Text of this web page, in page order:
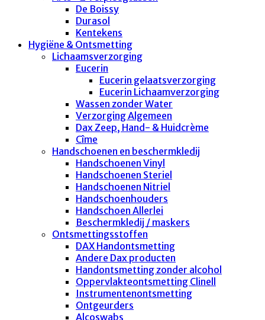
De Boissy
Durasol
Kentekens
Hygiëne & Ontsmetting
Lichaamsverzorging
Eucerin
Eucerin gelaatsverzorging
Eucerin Lichaamverzorging
Wassen zonder Water
Verzorging Algemeen
Dax Zeep, Hand- & Huidcrème
Cîme
Handschoenen en beschermkledij
Handschoenen Vinyl
Handschoenen Steriel
Handschoenen Nitriel
Handschoenhouders
Handschoen Allerlei
Beschermkledij / maskers
Ontsmettingsstoffen
DAX Handontsmetting
Andere Dax producten
Handontsmetting zonder alcohol
Oppervlakteontsmetting Clinell
Instrumentenontsmetting
Ontgeurders
Alcoswabs